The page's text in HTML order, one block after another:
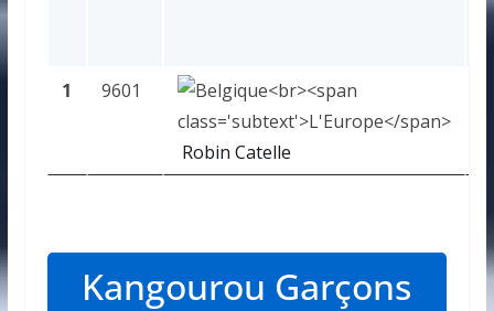
1 9601
Robin Catelle
Kangourou Garçons